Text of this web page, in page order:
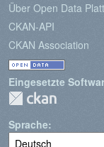
Über Open Data
CKAN-API
CKAN Association
Eingesetzte
Sprache